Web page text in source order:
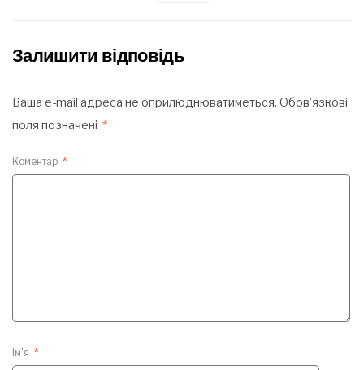
Залишити відповідь
Ваша e-mail адреса не оприлюднюватиметься. Обов’язкові
поля позначені *
Коментар *
Ім'я *